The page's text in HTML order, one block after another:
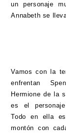
un personaje
Annabeth se
Vamos con la
enfrentan
Hermione de la
es el
Todo en ella
montón con